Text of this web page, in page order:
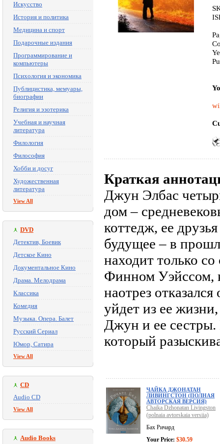
Искусство
История и политика
Медицина и спорт
Подарочные издания
Программирование и
компьютеры
Психология и экономика
Публицистика, мемуары,
биографии
Религия и эзотерика
Учебная и научная
литература
Филология
Философия
Хобби и досуг
Художественная
литература
View All
DVD
Детектив, Боевик
Детское Кино
Документальное Кино
Драма. Мелодрама
Классика
Комедия
Музыка. Опера. Балет
Русский Сериал
Юмор, Сатира
View All
CD
Audio CD
View All
Audio Books
Краткая
Джун Элбас
дом –
коттедж, ее
будущее – в
находит только
Финном Уэйссом,
наотрез
уйдет из ее
Джун и ее сестры.
который
ЧАЙКА ДЖОНАТАН
ЛИВИНГСТОН (ПОЛНАЯ
АВТОРСКАЯ ВЕРСИЯ)
Chaika Dzhonatan Livingston
(polnaia avtorskaia versiia)
Бах Ричард
Your Price: $30.59